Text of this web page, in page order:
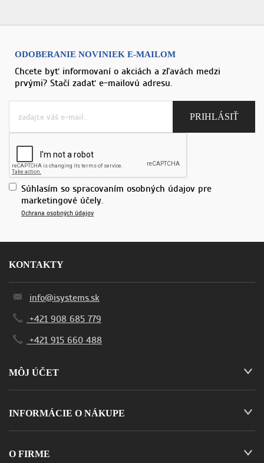
ODOBERANIE NOVINIEK E-MAILOM
Chcete byť informovaní o akciách a zľavách medzi
prvými? Stačí zadať e-mailovú adresu.
Súhlasím so spracovaním osobných údajov pre
marketingové účely.
Ochrana osobných údajov
KONTAKTY
info@isystems.sk
+421 908 685 779
+421 915 660 488
MÔJ ÚČET
INFORMÁCIE O NÁKUPE
O FIRME